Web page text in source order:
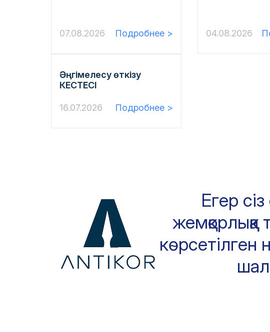
07.08.2026 Подробнее > 04.08.2026
Әңгімелесу өткізу
КЕСТЕСІ
16.07.2026 Подробнее >
Егер
көрсетілген